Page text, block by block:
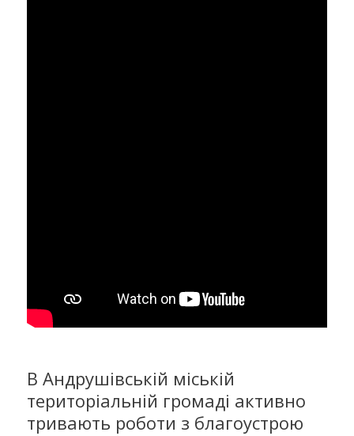
В Андрушівській міській
територіальній громаді активно
тривають роботи з благоустрою